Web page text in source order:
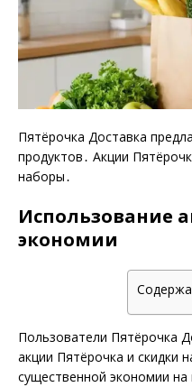
Пятёрочка Доставка
продуктов․ Акции
наборы․
Использование
экономии
Пользователи Пятёрочка
акции Пятёрочка и скидки
существенной экономии